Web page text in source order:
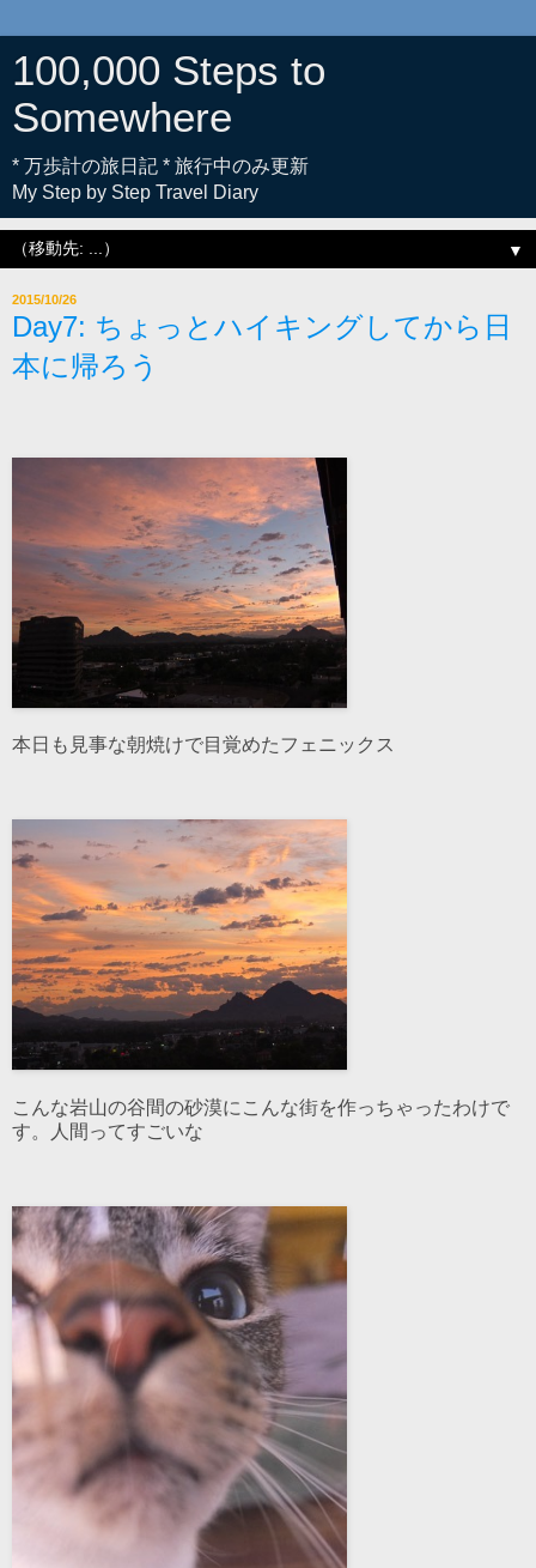
100,000 Steps to
Somewhere
* 万歩計の旅日記 * 旅行中のみ更新
My Step by Step Travel Diary
▼
2015/10/26
Day7: ちょっとハイキングしてから日
本に帰ろう
本日も見事な朝焼けで目覚めたフェニックス
こんな岩山の谷間の砂漠にこんな街を作っちゃったわけで
す。人間ってすごいな